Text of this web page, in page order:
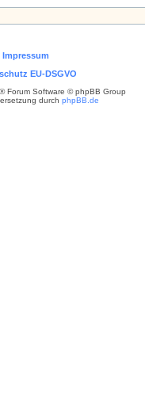
Impressum
EU-DSGVO
® Forum Software © phpBB Group
durch phpBB.de